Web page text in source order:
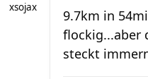
xsojax
9.7km in
flockig...aber
steckt